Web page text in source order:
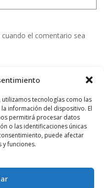
tecnologías como las
información del dispositivo. El
permitirá procesar datos
o las identificaciones únicas
puede afectar
y funciones.
el comentario sea
de tus comentarios.